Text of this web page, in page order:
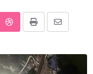
StumbleUpon
Print
Share
Email